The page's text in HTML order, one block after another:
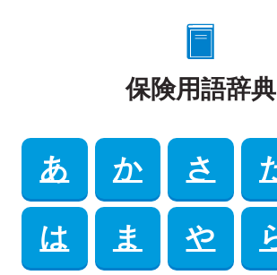
保険用語辞典
あ か さ
は ま や